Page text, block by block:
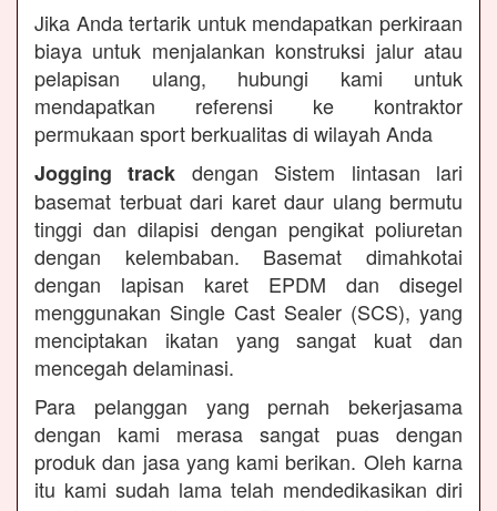
Jika Anda tertarik untuk mendapatkan perkiraan
biaya untuk menjalankan konstruksi jalur atau
pelapisan ulang, hubungi kami untuk
mendapatkan referensi ke kontraktor
permukaan sport berkualitas di wilayah Anda
Jogging track dengan Sistem lintasan lari
basemat terbuat dari karet daur ulang bermutu
tinggi dan dilapisi dengan pengikat poliuretan
dengan kelembaban. Basemat dimahkotai
dengan lapisan karet EPDM dan disegel
menggunakan Single Cast Sealer (SCS), yang
menciptakan ikatan yang sangat kuat dan
mencegah delaminasi.
Para pelanggan yang pernah bekerjasama
dengan kami merasa sangat puas dengan
produk dan jasa yang kami berikan. Oleh karna
itu kami sudah lama telah mendedikasikan diri